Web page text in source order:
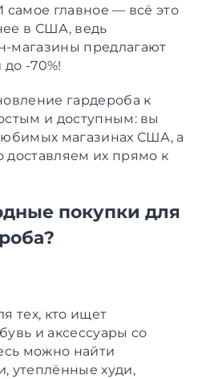
самое главное — всё это
в США, ведь
магазины предлагают
-70%!
гардероба к
и доступным: вы
магазинах США, а
их прямо к
покупки для
тех, кто ищет
и аксессуары со
можно найти
утеплённые худи,